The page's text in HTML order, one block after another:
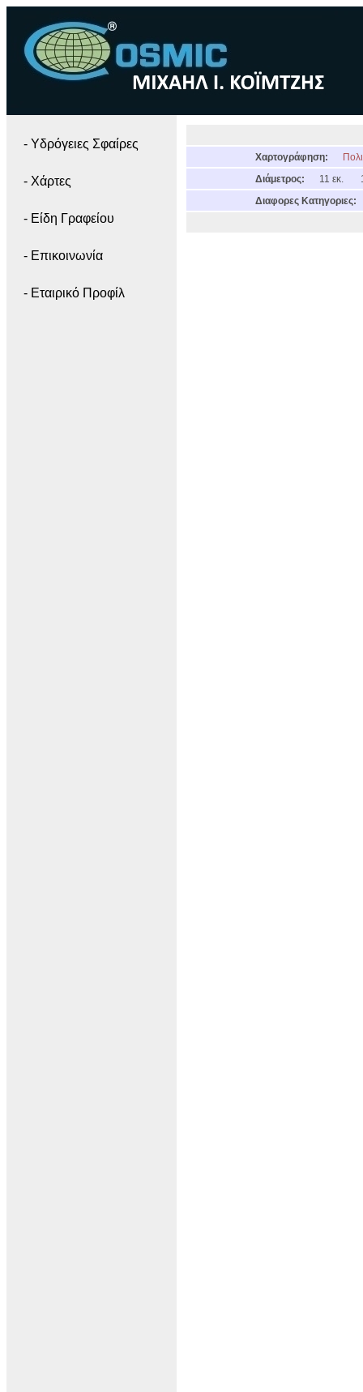
- Yδρόγειες Σφαίρες
- Χάρτες
- Είδη Γραφείου
- Επικοινωνία
- Εταιρικό Προφίλ
Χαρτογράφηση:
Διάμετρος:
11 εκ.
Διαφορες Κατηγοριες: